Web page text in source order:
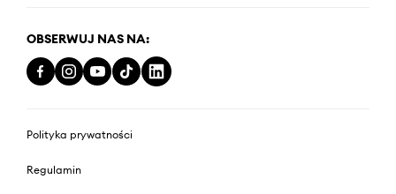
OBSERWUJ NAS NA:
Polityka prywatności
Regulamin